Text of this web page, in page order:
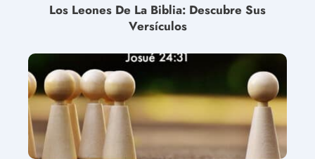
Los Leones De La Biblia: Descubre Sus
Versículos